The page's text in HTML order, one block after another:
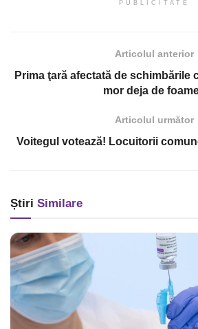
PUBLICITATE
Articolul anterior
Prima ţară afectată de schimbările
mor deja de
Articolul următor
Voitegul votează! Locuitorii
Știri Similare